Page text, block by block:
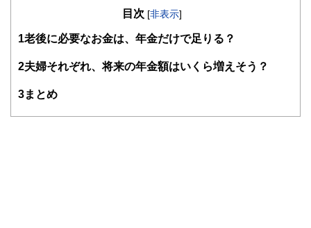
知識がない方でも理解できるようわかりやすく発信していま
得者を中心に「お金や暮らし」に関する書籍・雑誌の編集経
験者で構成され、企画立案から記事掲載まですべての工程に
目次 [非表示]
1 老後に必要なお金は、年金だけで足りる？
2夫婦それぞれ、将来の年金額はいくら増えそう？
3まとめ